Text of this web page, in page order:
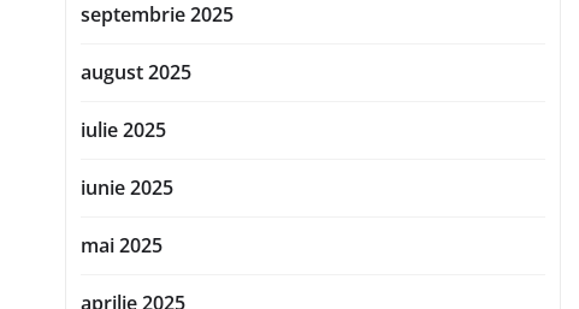
septembrie 2025
august 2025
iulie 2025
iunie 2025
mai 2025
aprilie 2025